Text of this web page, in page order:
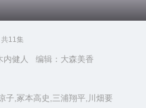
共11集
内健人 编辑：大森美香
子,冢本高史,三浦翔平,川畑要